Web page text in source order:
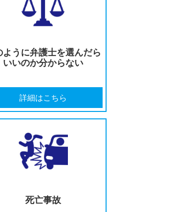
いいのか分からない